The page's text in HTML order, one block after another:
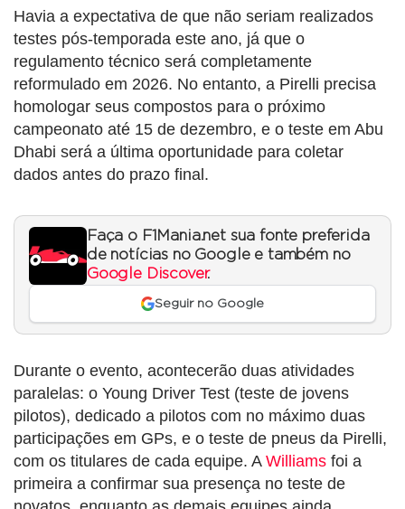
Havia a expectativa de que não seriam realizados
testes pós-temporada este ano, já que o
regulamento técnico será completamente
reformulado em 2026. No entanto, a Pirelli precisa
homologar seus compostos para o próximo
campeonato até 15 de dezembro, e o teste em Abu
Dhabi será a última oportunidade para coletar
dados antes do prazo final.
Faça o F1Mania.net sua fonte preferida
de notícias no Google e também no
Google Discover.
Seguir no Google
Durante o evento, acontecerão duas atividades
paralelas: o Young Driver Test (teste de jovens
pilotos), dedicado a pilotos com no máximo duas
participações em GPs, e o teste de pneus da Pirelli,
com os titulares de cada equipe. A Williams foi a
primeira a confirmar sua presença no teste de